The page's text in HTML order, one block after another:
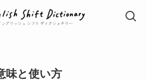
味と使い方